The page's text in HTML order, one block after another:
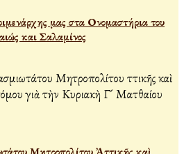
μας στα Ονομαστήρια του
και Σαλαμίνος